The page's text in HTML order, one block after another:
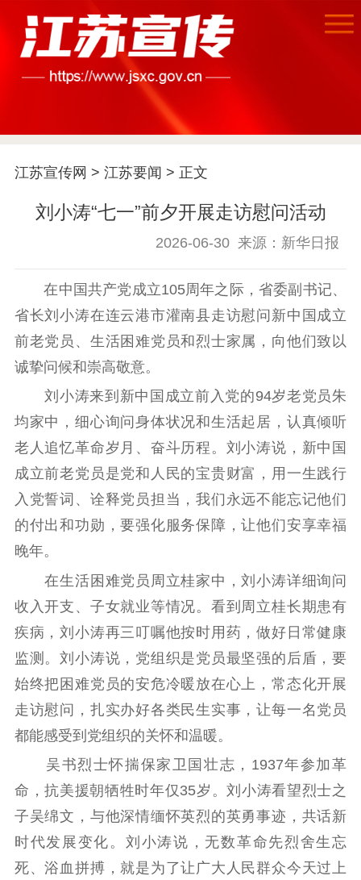
首页
江苏要闻
通知公告 信息公开制度
信息公开指南
信息公开年度报
工作动态
理论武装
理论学习 宣传宣讲 研究阐释
哲学社科
社科强省 工作通知
成果集萃
江苏文脉
资料下载
新闻宣传
记者之家
品牌栏目
文化文艺
精品生产 文化惠民
文化传承
文化交流
体制改革
文化产业
紫金文化艺术节
品牌活动 紫艺舞台
精神文明
文明创建 文明实践
文明培育
先进典型
社会宣传
江苏宣传网 > 江苏要闻 > 正文
刘小涛“七一”前夕开展走访慰问活动
2026-06-30 来源：新华日报
在中国共产党成立105周年之际，省委副书记、
省长刘小涛在连云港市灌南县走访慰问新中国成立
前老党员、生活困难党员和烈士家属，向他们致以
诚挚问候和崇高敬意。
刘小涛来到新中国成立前入党的94岁老党员朱
均家中，细心询问身体状况和生活起居，认真倾听
老人追忆革命岁月、奋斗历程。刘小涛说，新中国
成立前老党员是党和人民的宝贵财富，用一生践行
入党誓词、诠释党员担当，我们永远不能忘记他们
的付出和功勋，要强化服务保障，让他们安享幸福
晚年。
在生活困难党员周立桂家中，刘小涛详细询问
收入开支、子女就业等情况。看到周立桂长期患有
疾病，刘小涛再三叮嘱他按时用药，做好日常健康
监测。刘小涛说，党组织是党员最坚强的后盾，要
始终把困难党员的安危冷暖放在心上，常态化开展
走访慰问，扎实办好各类民生实事，让每一名党员
都能感受到党组织的关怀和温暖。
吴书烈士怀揣保家卫国壮志，1937年参加革
命，抗美援朝牺牲时年仅35岁。刘小涛看望烈士之
子吴绵文，与他深情缅怀英烈的英勇事迹，共话新
时代发展变化。刘小涛说，无数革命先烈舍生忘
死、浴血拼搏，就是为了让广大人民群众今天过上